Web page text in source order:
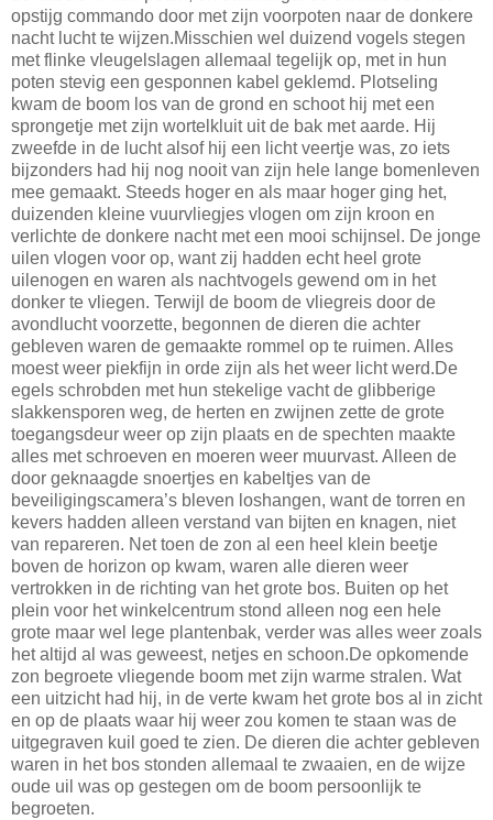
opstijg commando door met zijn voorpoten naar de donkere
nacht lucht te wijzen.Misschien wel duizend vogels stegen
met flinke vleugelslagen allemaal tegelijk op, met in hun
poten stevig een gesponnen kabel geklemd. Plotseling
kwam de boom los van de grond en schoot hij met een
sprongetje met zijn wortelkluit uit de bak met aarde. Hij
zweefde in de lucht alsof hij een licht veertje was, zo iets
bijzonders had hij nog nooit van zijn hele lange bomenleven
mee gemaakt. Steeds hoger en als maar hoger ging het,
duizenden kleine vuurvliegjes vlogen om zijn kroon en
verlichte de donkere nacht met een mooi schijnsel. De jonge
uilen vlogen voor op, want zij hadden echt heel grote
uilenogen en waren als nachtvogels gewend om in het
donker te vliegen. Terwijl de boom de vliegreis door de
avondlucht voorzette, begonnen de dieren die achter
gebleven waren de gemaakte rommel op te ruimen. Alles
moest weer piekfijn in orde zijn als het weer licht werd.De
egels schrobden met hun stekelige vacht de glibberige
slakkensporen weg, de herten en zwijnen zette de grote
toegangsdeur weer op zijn plaats en de spechten maakte
alles met schroeven en moeren weer muurvast. Alleen de
door geknaagde snoertjes en kabeltjes van de
beveiligingscamera’s bleven loshangen, want de torren en
kevers hadden alleen verstand van bijten en knagen, niet
van repareren. Net toen de zon al een heel klein beetje
boven de horizon op kwam, waren alle dieren weer
vertrokken in de richting van het grote bos. Buiten op het
plein voor het winkelcentrum stond alleen nog een hele
grote maar wel lege plantenbak, verder was alles weer zoals
het altijd al was geweest, netjes en schoon.De opkomende
zon begroete vliegende boom met zijn warme stralen. Wat
een uitzicht had hij, in de verte kwam het grote bos al in zicht
en op de plaats waar hij weer zou komen te staan was de
uitgegraven kuil goed te zien. De dieren die achter gebleven
waren in het bos stonden allemaal te zwaaien, en de wijze
oude uil was op gestegen om de boom persoonlijk te
begroeten.